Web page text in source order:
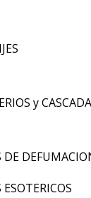
y
DE